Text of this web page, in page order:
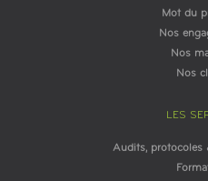
Mot du
Nos
Nos
Nos
LES
Audits, protocoles